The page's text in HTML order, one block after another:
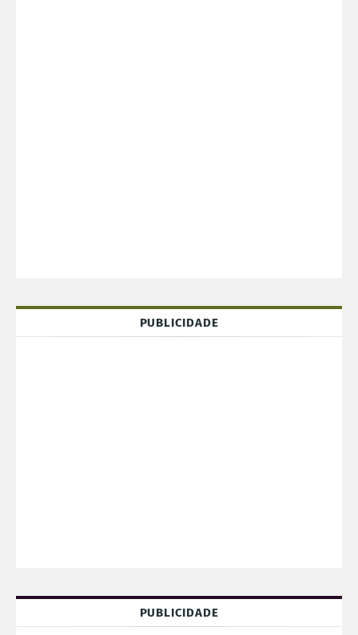
PUBLICIDADE
PUBLICIDADE